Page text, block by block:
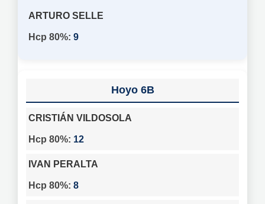
ARTURO SELLE
9
6B
CRISTIÁN VILDOSOLA
12
IVAN PERALTA
8